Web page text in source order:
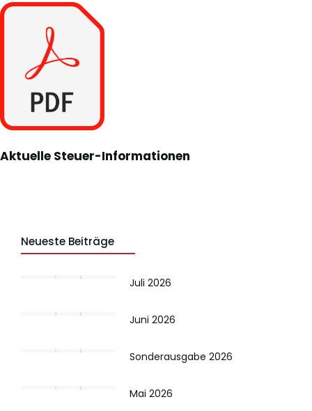
Aktuelle Steuer-Informationen
Neueste Beiträge
Juli 2026
Juni 2026
Sonderausgabe 2026
Mai 2026